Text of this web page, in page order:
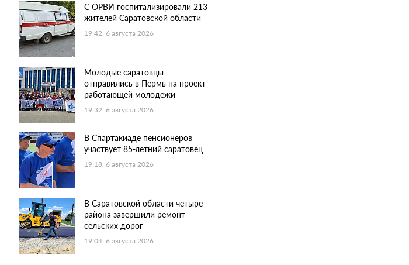
С ОРВИ госпитализировали 213
жителей Саратовской области
19:42, 6 августа 2026
Молодые саратовцы
отправились в Пермь на проект
работающей молодежи
19:32, 6 августа 2026
В Спартакиаде пенсионеров
участвует 85-летний саратовец
19:18, 6 августа 2026
В Саратовской области четыре
района завершили ремонт
сельских дорог
19:04, 6 августа 2026